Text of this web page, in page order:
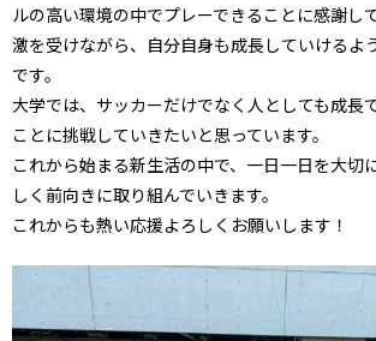
ルの高い環境の中でプレーできることに感謝し
激を受けながら、自分自身も成長していけるよ
です。
大学では、サッカーだけでなく人としても成長
ことに挑戦していきたいと思っています。
これから始まる新生活の中で、一日一日を大切
しく前向きに取り組んでいきます。
これからも熱い応援よろしくお願いします！